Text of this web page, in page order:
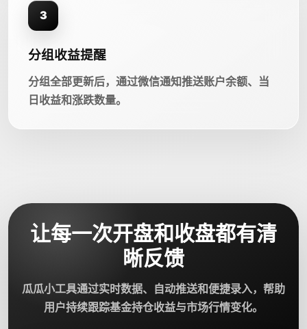
3
分组收益提醒
分组全部更新后，通过微信通知推送账户余额、当
日收益和涨跌数量。
让每一次开盘和收盘都有清
晰反馈
瓜瓜小工具通过实时数据、自动推送和便捷录入，帮助
用户持续跟踪基金持仓收益与市场行情变化。